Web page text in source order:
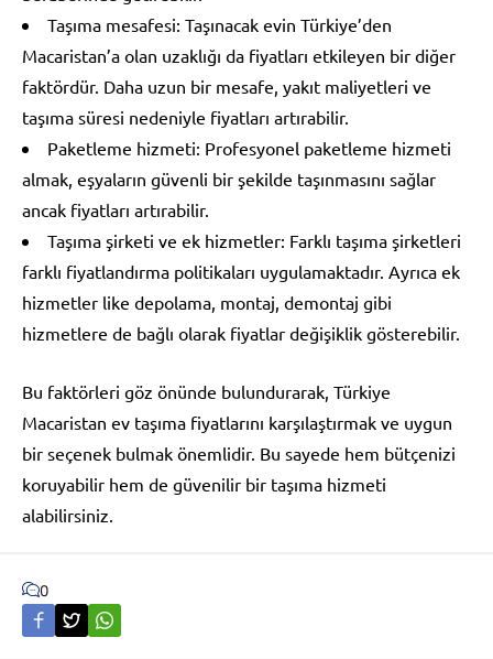
Taşıma mesafesi: Taşınacak evin Türkiye’den
Macaristan’a olan uzaklığı da fiyatları etkileyen bir diğer
faktördür. Daha uzun bir mesafe, yakıt maliyetleri ve
taşıma süresi nedeniyle fiyatları artırabilir.
Paketleme hizmeti: Profesyonel paketleme hizmeti
almak, eşyaların güvenli bir şekilde taşınmasını sağlar
ancak fiyatları artırabilir.
Taşıma şirketi ve ek hizmetler: Farklı taşıma şirketleri
farklı fiyatlandırma politikaları uygulamaktadır. Ayrıca ek
hizmetler like depolama, montaj, demontaj gibi
hizmetlere de bağlı olarak fiyatlar değişiklik gösterebilir.
Bu faktörleri göz önünde bulundurarak, Türkiye
Macaristan ev taşıma fiyatlarını karşılaştırmak ve uygun
bir seçenek bulmak önemlidir. Bu sayede hem bütçenizi
koruyabilir hem de güvenilir bir taşıma hizmeti
alabilirsiniz.
0